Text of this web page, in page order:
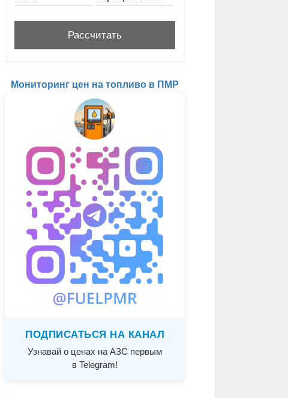
Мониторинг цен на топливо в ПМР
ПОДПИСАТЬСЯ НА КАНАЛ
Узнавай о ценах на АЗС первым
в Telegram!